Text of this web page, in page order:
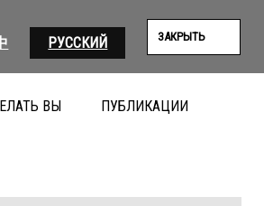
РУССКИЙ ЗАКРЫТЬ
ВЫ ПУБЛИКАЦИИ